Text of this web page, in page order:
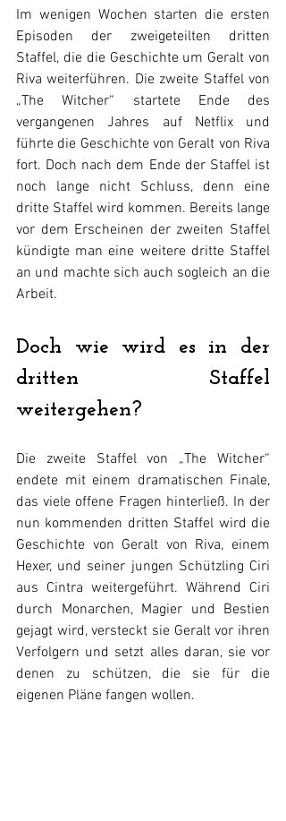
Im wenigen Wochen starten die ersten
Episoden der zweigeteilten dritten
Staffel, die die Geschichte um Geralt von
Riva weiterführen. Die zweite Staffel von
„The Witcher“ startete Ende des
vergangenen Jahres auf Netflix und
führte die Geschichte von Geralt von Riva
fort. Doch nach dem Ende der Staffel ist
noch lange nicht Schluss, denn eine
dritte Staffel wird kommen. Bereits lange
vor dem Erscheinen der zweiten Staffel
kündigte man eine weitere dritte Staffel
an und machte sich auch sogleich an die
Arbeit.
Doch wie wird es in der
dritten Staffel
weitergehen?
Die zweite Staffel von „The Witcher“
endete mit einem dramatischen Finale,
das viele offene Fragen hinterließ. In der
nun kommenden dritten Staffel wird die
Geschichte von Geralt von Riva, einem
Hexer, und seiner jungen Schützling Ciri
aus Cintra weitergeführt. Während Ciri
durch Monarchen, Magier und Bestien
gejagt wird, versteckt sie Geralt vor ihren
Verfolgern und setzt alles daran, sie vor
denen zu schützen, die sie für die
eigenen Pläne fangen wollen.